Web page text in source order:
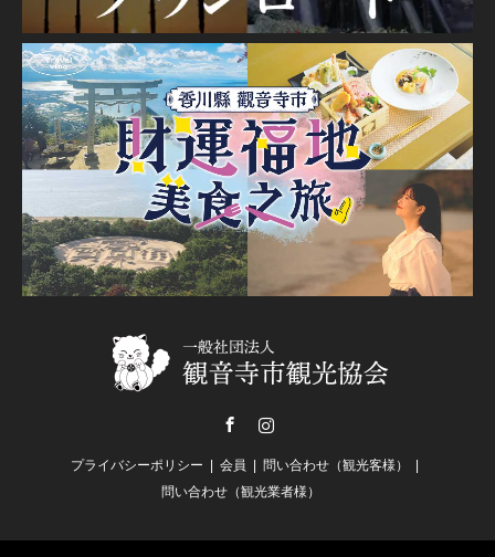
プライバシーポリシー 会員
問い合わせ（観光客様）
問い合わせ（観光業者様）